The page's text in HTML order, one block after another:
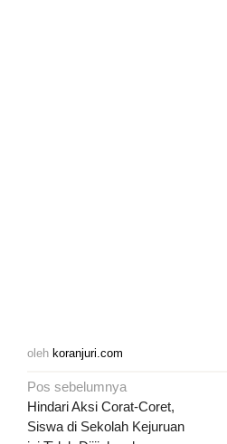
oleh koranjuri.com
Navigasi
pos
Pos sebelumnya
Hindari Aksi Corat-Coret,
Siswa di Sekolah Kejuruan